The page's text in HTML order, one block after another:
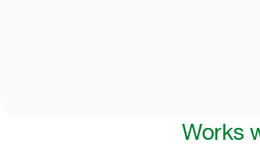
Works